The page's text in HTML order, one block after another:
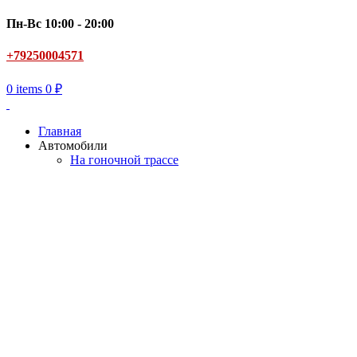
Пн-Вс 10:00 - 20:00
+79250004571
0 items 0 ₽
Главная
Автомобили
На гоночной трассе